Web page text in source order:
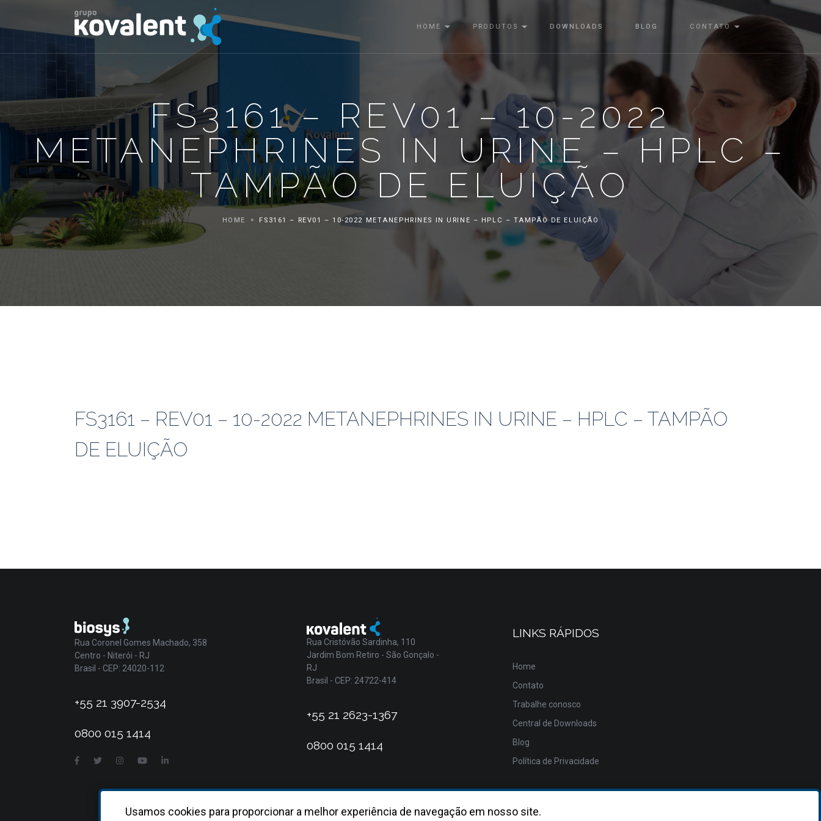
HOME PRODUTOS DOWNLOADS BLOG CONTATO
FS3161 – REV01 – 10-2022
METANEPHRINES IN URINE – HPLC –
TAMPÃO DE ELUIÇÃO
HOME FS3161 – REV01 – 10-2022 METANEPHRINES IN URINE – HPLC – TAMPÃO DE ELUIÇÃO
FS3161 – REV01 – 10-2022 METANEPHRINES IN URINE – HPLC – TAMPÃO
DE ELUIÇÃO
Rua Coronel Gomes Machado, 358
Centro - Niterói - RJ
Brasil - CEP: 24020-112
+55 21 3907-2534
0800 015 1414
Rua Cristóvão Sardinha, 110
Jardim Bom Retiro - São Gonçalo -
RJ
Brasil - CEP: 24722-414
+55 21 2623-1367
0800 015 1414
LINKS RÁPIDOS
Home
Contato
Trabalhe conosco
Central de Downloads
Blog
Política de Privacidade
Usamos cookies para proporcionar a melhor experiência de navegação em nosso site.